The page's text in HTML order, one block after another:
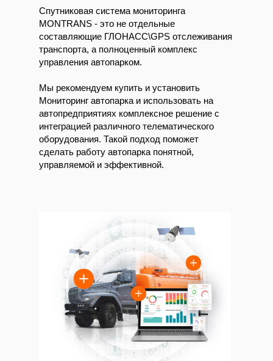
Спутниковая система мониторинга
MONTRANS - это не отдельные
составляющие ГЛОНАСС\GPS отслеживания
транспорта, а полноценный комплекс
управления автопарком.
Мы рекомендуем купить и установить
Мониторинг автопарка и использовать на
автопредприятиях комплексное решение с
интеграцией различного телематического
оборудования. Такой подход поможет
сделать работу автопарка понятной,
управляемой и эффективной.